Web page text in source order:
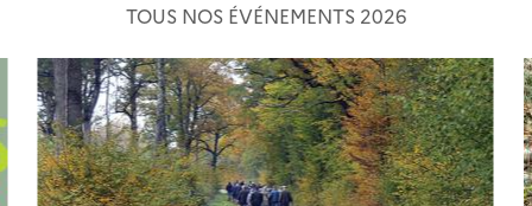
TOUS NOS ÉVÉNEMENTS 2026